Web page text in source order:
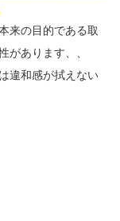
来の目的である取
があります、、
違和感が拭えない